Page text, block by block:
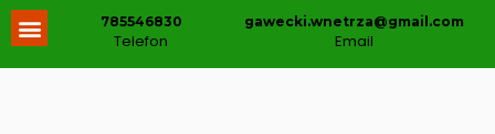
785546830
Telefon
gawecki.wnetrza@gmail.com
Email